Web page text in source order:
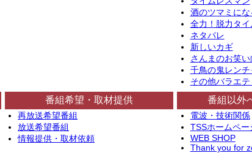
酒のツマミにな
全力！脱力タイ
ネタパレ
新しいカギ
さんまのお笑
千鳥の鬼レンチ
その他バラエテ
番組希望・取材提供
再放送希望番組
放送希望番組
情報提供・取材依頼
番組以外
電波・技術関係
TSSホームペー
WEB SHOP
Thank you for